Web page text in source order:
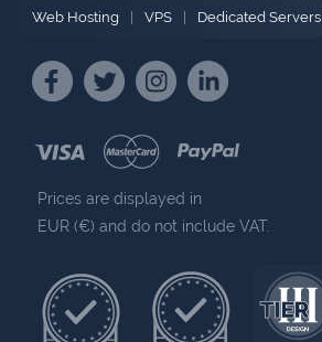
Web Hosting VPS Dedicated Servers
Prices are displayed in
EUR (€) and do not include VAT.